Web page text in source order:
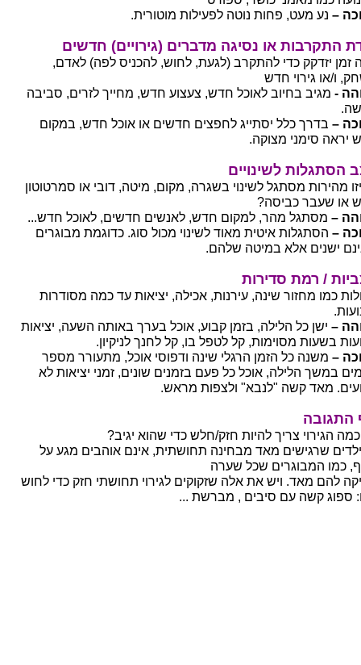
– נע מעט, פחות נוטה לפעילות מוטורית.
התקרבות או נסיגה מדברים (גירויים) חדשים
זמן יזדקק כדי להתקרב (לגעת, לחוש, להכניס לפה) לאדם,
ו/או גירוי חדש
- מגיב בחיוב לאוכל חדש, צעצוע חדש, מחייך לזרים, סביבה
– בדרך כלל יסתייג לחפצים חדשים או אוכל חדש, במקום
יראה סימני מצוקה.
הסתגלות לשינויים
מהירות מסתגל לשינוי בשגרה, מקום, מיטה, דובי או סמרטוטון
או שעבר כביסה?
– מסתגל מהר, למקום חדש, לאנשים חדשים, לאוכל חדש...
– הסתגלות איטית מאוד לשינוי מכול סוג. כדוגמת מבוגרים
ישנים אלא במיטה שלהם.
/ רמת סדירות
כמו מחזור שינה, עירנות, אכילה, יציאות עד כמה מסודרות
– ישן כל הלילה, בזמן קבוע, אוכל בערך באותה השעה, יציאות
בשעות מסוימות, קל לטפל בו, קל לחנך לניקיון.
– משנה כל הזמן הרגלי שינה ודפוסי אוכל, מתעורר מספר
במשך הלילה, אוכל כל פעם בזמנים שונים, זמני יציאות לא
מאד קשה "לנבא" ולצפות מראש.
התגובה
הגירוי צריך להיות חזק/חלש כדי שהוא יגיב?
שרגישים מאד מבחינה תחושתית, אינם אוהבים מגע על
כמו המבוגרים שכל שערה
להם מאד. ויש את אלה שזקוקים לגירוי תחושתי חזק כדי לחוש
ספוג קשה עם סיבים , מברשת ...